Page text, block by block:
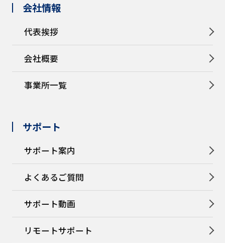
会社情報
代表挨拶
会社概要
事業所一覧
サポート
サポート案内
よくあるご質問
サポート動画
リモートサポート